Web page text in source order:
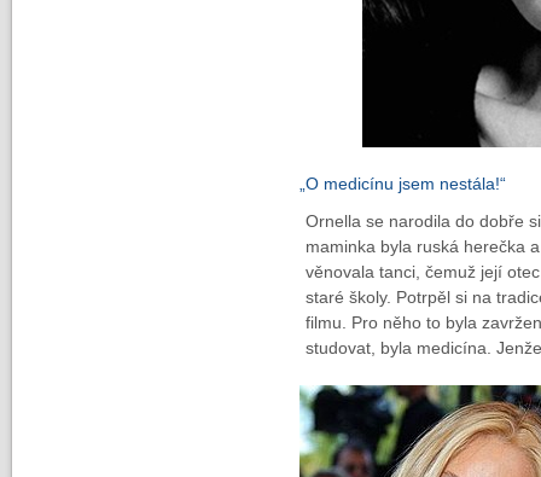
„O medicínu jsem nestála!“
Ornella se narodila do dobře
maminka byla ruská herečka
věnovala tanci, čemuž její
staré školy. Potrpěl si na
filmu. Pro něho to byla
studovat, byla medicína.